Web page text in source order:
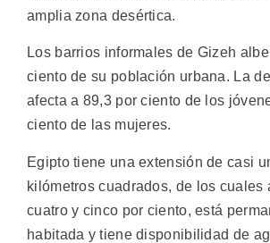
amplia zona desértica.
Los barrios informales de Gizeh
ciento de su población urbana. La
afecta a 89,3 por ciento de los
ciento de las mujeres.
Egipto tiene una extensión de casi
kilómetros cuadrados, de los cuales
cuatro y cinco por ciento, está
habitada y tiene disponibilidad de